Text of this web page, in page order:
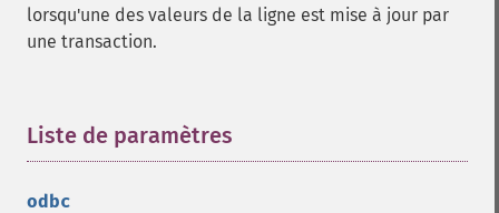
lorsqu'une des valeurs de la ligne est mise à jour par
une transaction.
Liste de paramètres
odbc